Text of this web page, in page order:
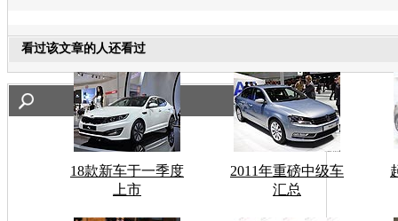
看过该文章的人还看过
18款新车于一季度
上市
2011年重磅中级车
汇总